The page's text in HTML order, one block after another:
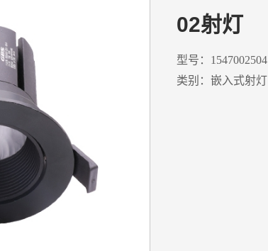
02射灯
型号：1547002504
类别：嵌入式射灯